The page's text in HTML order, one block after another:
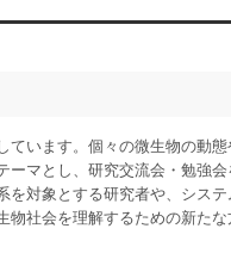
ています。個々の微生物の動
マとし、研究交流会・勉強会
対象とする研究者や、シス
社会を理解するための新たな